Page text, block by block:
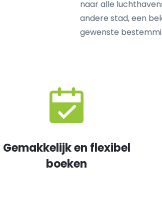
naar alle
andere stad, een
gewenste
Gemakkelijk en flexibel
boeken